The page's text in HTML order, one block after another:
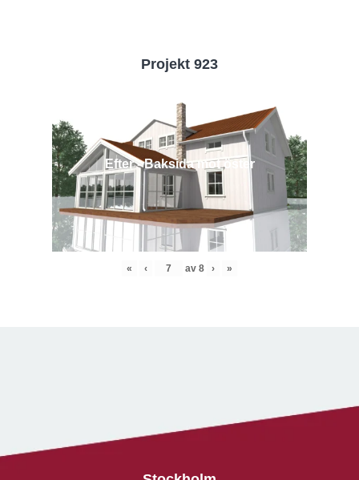
Projekt 923
Efter - Baksida mot öster
« ‹ av 8 › »